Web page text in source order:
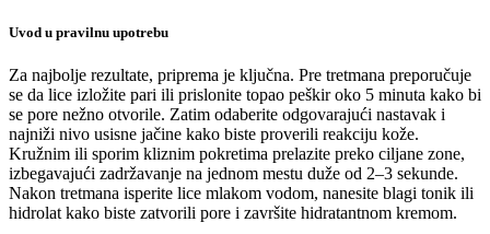
Uvod u pravilnu upotrebu
Za najbolje rezultate, priprema je ključna. Pre tretmana preporučuje
se da lice izložite pari ili prislonite topao peškir oko 5 minuta kako bi
se pore nežno otvorile. Zatim odaberite odgovarajući nastavak i
najniži nivo usisne jačine kako biste proverili reakciju kože.
Kružnim ili sporim kliznim pokretima prelazite preko ciljane zone,
izbegavajući zadržavanje na jednom mestu duže od 2–3 sekunde.
Nakon tretmana isperite lice mlakom vodom, nanesite blagi tonik ili
hidrolat kako biste zatvorili pore i završite hidratantnom kremom.